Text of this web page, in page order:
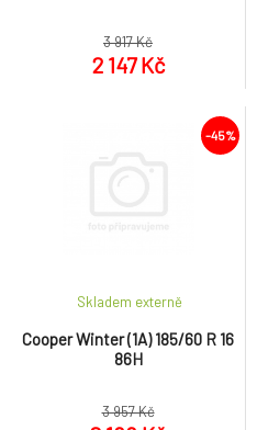
3 917 Kč
2 147 Kč
-45%
Cooper Winter (1A) 185/60 R 16
86H
Skladem externě
3 957 Kč